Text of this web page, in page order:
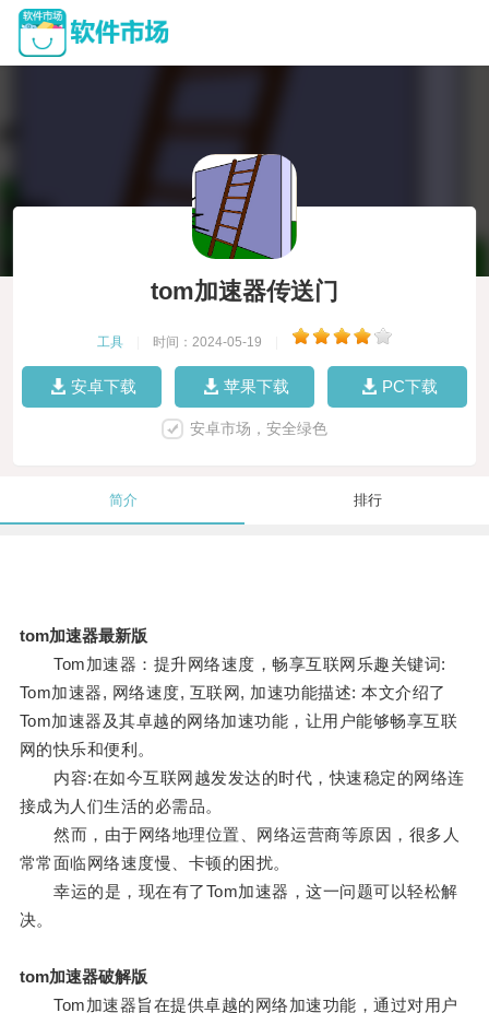
tom加速器传送门
工具 时间：2024-05-19
安卓下载 苹果下载 PC下载
安卓市场，安全绿色
简介 排行
tom加速器最新版
Tom加速器：提升网络速度，畅享互联网乐趣关键词:
Tom加速器, 网络速度, 互联网, 加速功能描述: 本文介绍了
Tom加速器及其卓越的网络加速功能，让用户能够畅享互联
网的快乐和便利。
内容:在如今互联网越发发达的时代，快速稳定的网络连
接成为人们生活的必需品。
然而，由于网络地理位置、网络运营商等原因，很多人
常常面临网络速度慢、卡顿的困扰。
幸运的是，现在有了Tom加速器，这一问题可以轻松解
决。
tom加速器破解版
Tom加速器旨在提供卓越的网络加速功能，通过对用户